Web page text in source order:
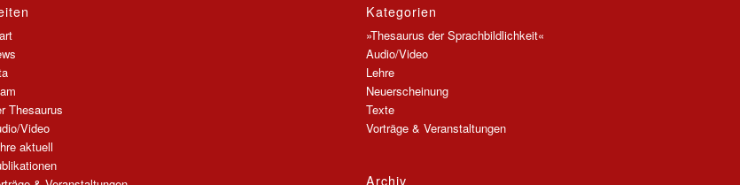
Thesaurus
Video
aktuell
Kategorien
»Thesaurus der Sprachbildlichkeit«
Audio/Video
Lehre
Neuerscheinung
Texte
Vorträge & Veranstaltungen
Archiv